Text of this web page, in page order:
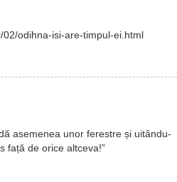
odihna-isi-are-timpul-ei.html
asemenea unor ferestre și uitându-
față de orice altceva!”